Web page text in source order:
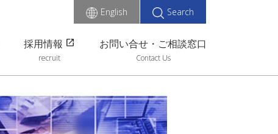
採用情報 open_in_new
recruit
お問い合せ・ご相談窓口
Contact Us
English Search